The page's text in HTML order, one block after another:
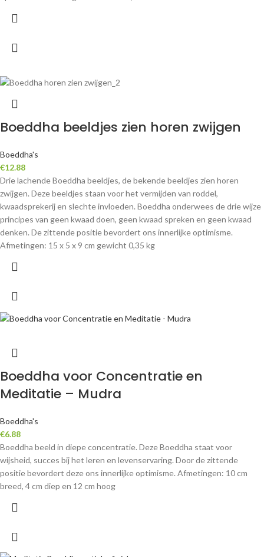
Boeddha beeldjes zien horen zwijgen
Boeddha's
€12.88
Drie lachende Boeddha beeldjes, de bekende beeldjes zien horen
zwijgen.Deze beeldjes staan voor het vermijden van roddel,
kwaadsprekerij en slechte invloeden. Boeddha onderwees de drie wijze
principes van geen kwaad doen, geen kwaad spreken en geen kwaad
denken.De zittende positie bevordert ons innerlijke optimisme.
Afmetingen: 15 x 5 x 9 cm gewicht 0,35 kg
Boeddha voor Concentratie en
Meditatie – Mudra
Boeddha's
€6.88
Boeddha beeld in diepe concentratie. Deze Boeddha staat voor
wijsheid, succes bij het leren en levenservaring. Door de zittende
positie bevordert deze ons innerlijke optimisme. Afmetingen: 10 cm
breed, 4 cm diep en 12 cm hoog